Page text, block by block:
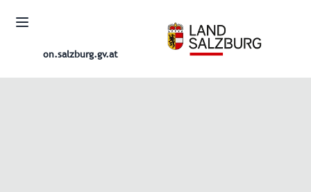
on.salzburg.gv.at